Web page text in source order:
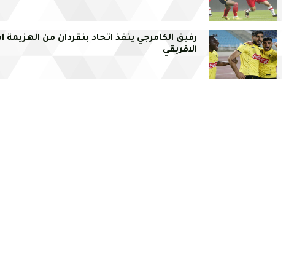
رفيق الكامرجي ينقذ اتحاد بنقردان من الهزيمة
الافريقي